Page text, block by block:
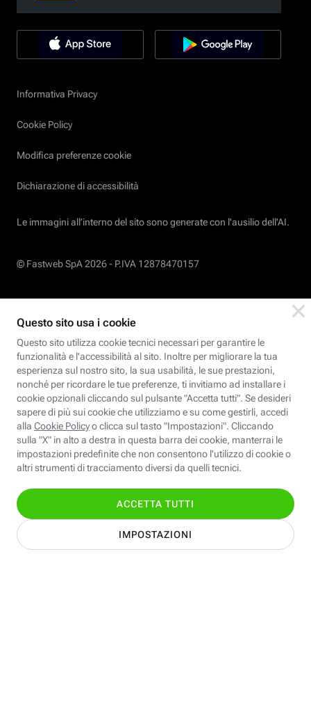
Informativa Privacy
Cookie Policy
Modifica preferenze cookie
Dichiarazione di accessibilità
Le immagini all’interno del sito sono generate con l'ausilio dell'AI.
© Fastweb SpA 2026 - P.IVA 12878470157